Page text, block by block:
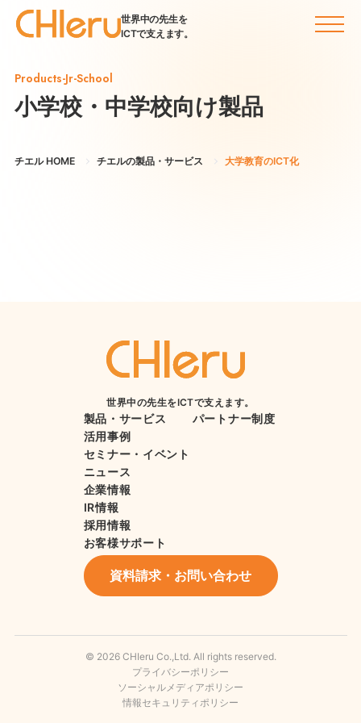
世界中の先生を
ICTで支えます。
Products-Jr-School
小学校・中学校向け製品
チエル HOME チエルの製品・サービス 大学教育のICT化
世界中の先生をICTで支えます。
製品・サービス
活用事例
セミナー・イベント
ニュース
企業情報
IR情報
採用情報
お客様サポート
パートナー制度
資料請求・お問い合わせ
© 2026 CHIeru Co.,Ltd. All rights reserved.
プライバシーポリシー
ソーシャルメディアポリシー
情報セキュリティポリシー